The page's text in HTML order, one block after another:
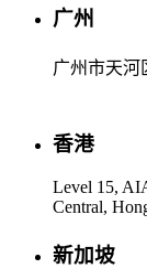
广州
广州市天河
香港
Level 15,
Central,
新加坡